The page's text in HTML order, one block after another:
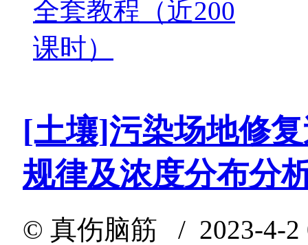
全套教程（近200
课时）
[土壤]污染场地修
规律及浓度分布分
© 真伤脑筋 / 2023-4-